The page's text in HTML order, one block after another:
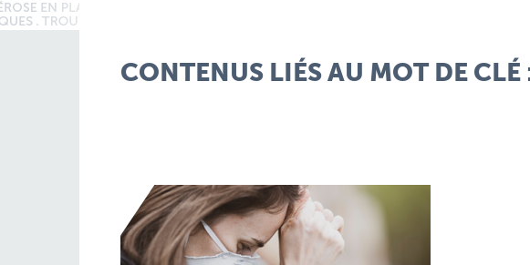
CONTENUS LIÉS AU MOT DE